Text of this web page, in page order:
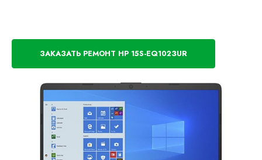
ЗАКАЗАТЬ РЕМОНТ HP 15S-EQ1023UR